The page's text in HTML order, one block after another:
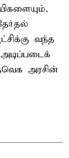
வந்த
அரசின்